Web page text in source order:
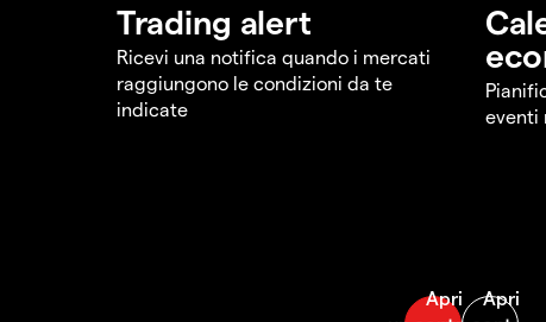
Trading alert
Ricevi una notifica quando i mercati
raggiungono le condizioni da te
indicate
eventi